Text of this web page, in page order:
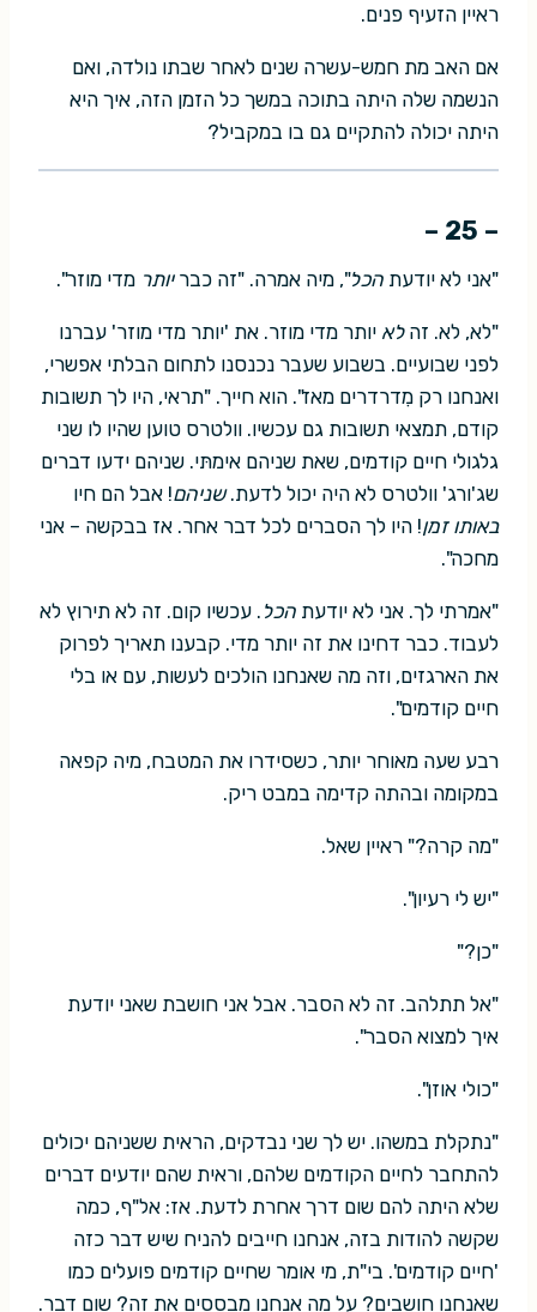
ראיין הזעיף פנים.
אם האב מת חמש-עשרה שנים לאחר שבתו נולדה, ואם
הנשמה שלה היתה בתוכה במשך כל הזמן הזה, איך היא
היתה יכולה להתקיים גם בו במקביל?
– 25 –
"אני לא יודעת הכל", מיה אמרה. "זה כבריותר מדי מוזר".
"לא, לא. זהלא יותר מדי מוזר. את 'יותר מדי מוזר' עברנו
לפני שבועיים. בשבוע שעבר נכנסנו לתחום הבלתי אפשרי,
ואנחנו רק מִדרדרים מאז". הוא חייך. "תראי, היו לך תשובות
קודם, תמצאי תשובות גם עכשיו. וולטרס טוען שהיו לו שני
גלגולי חיים קודמים, שאת שניהם אימתּי. שניהם ידעו דברים
שג'ורג' וולטרס לא היה יכול לדעת.שניהם! אבל הם חיו
באותו זמן! היו לך הסברים לכל דבר אחר. אז בבקשה – אני
מחכה".
"אמרתי לך. אני לא יודעת הכל . עכשיו קום. זה לא תירוץ לא
לעבוד. כבר דחינו את זה יותר מדי. קבענו תאריך לפרוק
את הארגזים, וזה מה שאנחנו הולכים לעשות, עם או בלי
חיים קודמים".
רבע שעה מאוחר יותר, כשסידרו את המטבח, מיה קפאה
במקומה ובהתה קדימה במבט ריק.
"מה קרה?" ראיין שאל.
"יש לי רעיון".
"כן?"
"אל תתלהב. זה לא הסבר. אבל אני חושבת שאני יודעת
איך למצוא הסבר".
"כולי אוזן".
"נתקלת במשהו. יש לך שני נבדקים, הראית ששניהם יכולים
להתחבר לחיים הקודמים שלהם, וראית שהם יודעים דברים
שלא היתה להם שום דרך אחרת לדעת. אז: אל"ף, כמה
שקשה להודות בזה, אנחנו חייבים להניח שיש דבר כזה
'חיים קודמים'. בי"ת, מי אומר שחיים קודמים פועלים כמו
שאנחנו חושבים? על מה אנחנו מבססים את זה? שום דבר.